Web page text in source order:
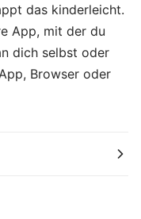
das kinderleicht.
App, mit der du
dich selbst oder
Browser oder